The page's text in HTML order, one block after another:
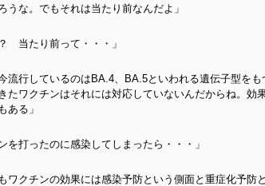
うな。でもそれは当たり前なんだよ」
当たり前って・・・」
流行しているのはBA.4、BA.5といわれる遺伝子型を
たワクチンはそれには対応していないんだからね。効
ある」
を打ったのに感染してしまったら・・・」
ワクチンの効果には感染予防という側面と重症化予防